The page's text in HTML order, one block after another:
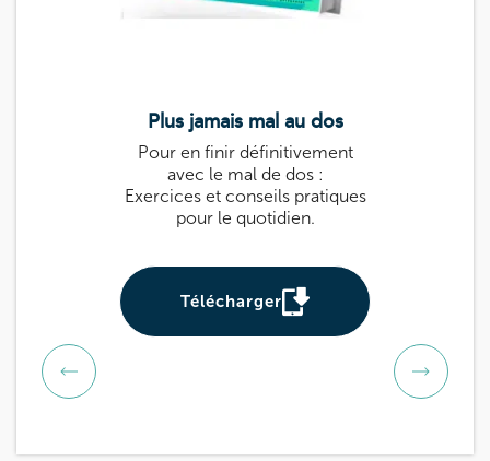
Plus jamais mal au dos
Pour en finir définitivement
avec le mal de dos :
Exercices et conseils pratiques
pour le quotidien.
Télécharger